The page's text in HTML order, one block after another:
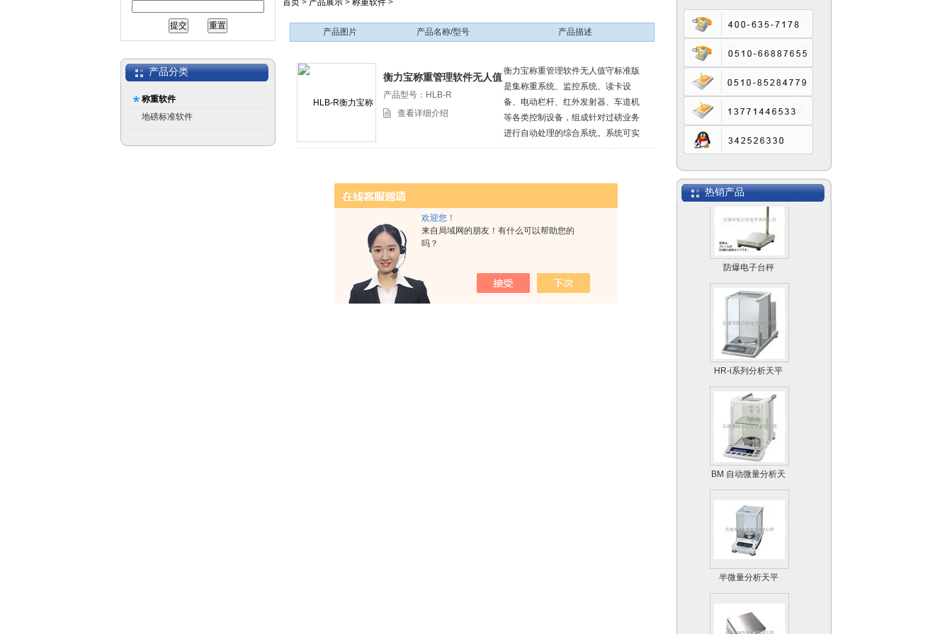
欢迎您！
来自局域网的朋友！有什么可以帮助您的
吗？
产品分类
称重软件
地磅标准软件
首页 > 产品展示 > 称重软件 >
产品图片 产品名称/型号 产品描述
衡力宝称重管理软件无人值
守标准版
产品型号：HLB-R
查看详细介绍
衡力宝称重管理软件无人值守标准版
是集称重系统、监控系统、读卡设
备、电动栏杆、红外发射器、车道机
等各类控制设备，组成针对过磅业务
进行自动处理的综合系统。系统可实
现在磅房无司磅员的情况下，通过司
热销产品
SCS模拟式电子汽车
衡
电子计数桌秤MACS
防爆电子台秤
HR-i系列分析天平
BM 自动微量分析天
平
半微量分析天平
AUW-D系列